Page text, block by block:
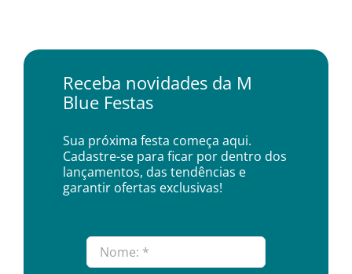
Receba novidades da M
Blue Festas
Sua próxima festa começa aqui.
Cadastre-se para ficar por dentro dos
lançamentos, das tendências e
garantir ofertas exclusivas!